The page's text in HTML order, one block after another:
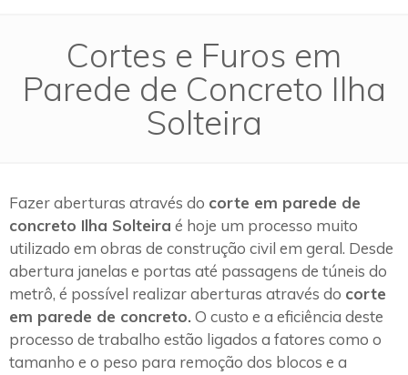
Cortes e Furos em
Parede de Concreto Ilha
Solteira
Fazer aberturas através do corte em parede de
concreto Ilha Solteira é hoje um processo muito
utilizado em obras de construção civil em geral. Desde
abertura janelas e portas até passagens de túneis do
metrô, é possível realizar aberturas através do corte
em parede de concreto. O custo e a eficiência deste
processo de trabalho estão ligados a fatores como o
tamanho e o peso para remoção dos blocos e a